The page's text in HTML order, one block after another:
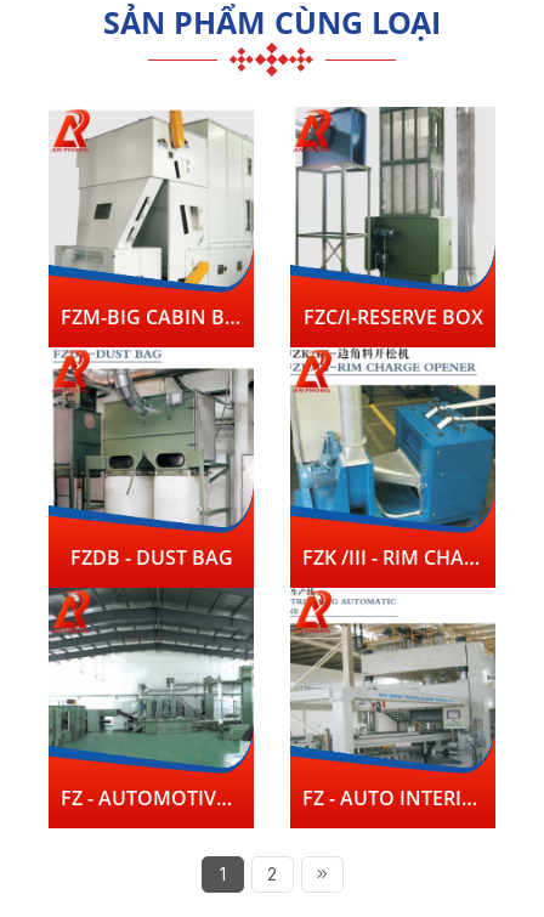
SẢN PHẨM CÙNG LOẠI
FZM-BIG CABIN BLENDER FZC/I-RESERVE BOX
FZDB - DUST BAG FZK /III - RIM CHARGE OPENER
FZ - AUTOMOTIVE IN TERIORS NONWOVENS PRODUCTION LINE FZ - AUTO INTERIOR TRIMMING AUTOMATIC PRODUCTION LINE
1 2